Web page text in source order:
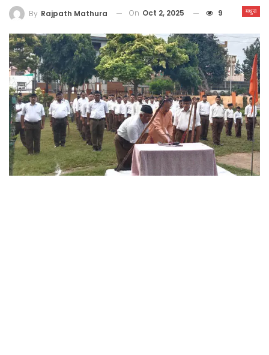
मथुरा
By Rajpath Mathura On Oct 2, 2025 9